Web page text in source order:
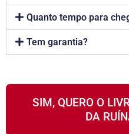
Quanto tempo para
Tem garantia?
SIM, QUERO O
DA